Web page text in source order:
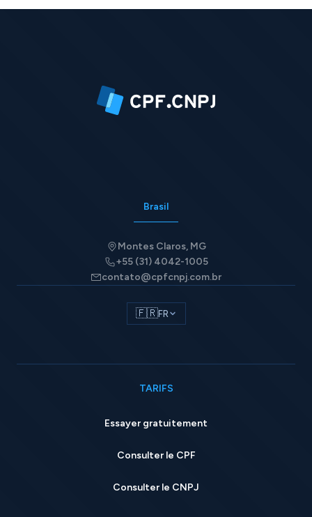
Brasil
Montes Claros, MG
+55 (31) 4042-1005
contato@cpfcnpj.com.br
🇫🇷FR
TARIFS
Essayer gratuitement
Consulter le CPF
Consulter le CNPJ